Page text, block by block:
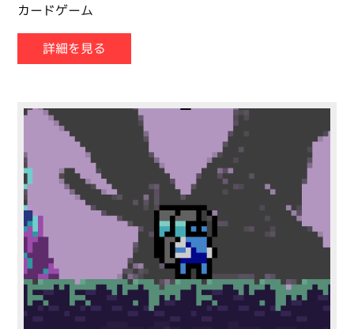
カードゲーム
詳細を見る